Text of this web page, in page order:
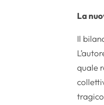
La
Il
quale